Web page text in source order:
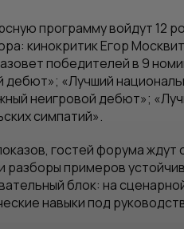
программу войдут 12
кинокритик Егор
победителей в 9
дебют»; «Лучший
неигровой дебют»;
симпатий».
гостей форума
разборы примеров
блок: на
навыки под